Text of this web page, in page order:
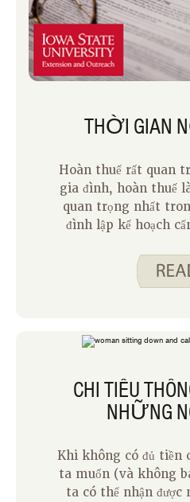
THỜI GIAN
Hoàn thuế rất quan
gia đình, hoàn thuế
quan trọng nhất
đình lập kế hoạch
gia
CHI TIÊU
NHỮNG
Khi không có đủ tiền
ta muốn (và không
ta có thể nhận